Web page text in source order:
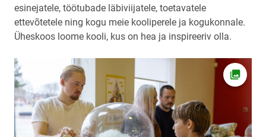
esinejatele, töötubade läbiviijatele, toetavatele
ettevõtetele ning kogu meie kooliperele ja kogukonnale.
Üheskoos loome kooli, kus on hea ja inspireeriv olla.
Ava